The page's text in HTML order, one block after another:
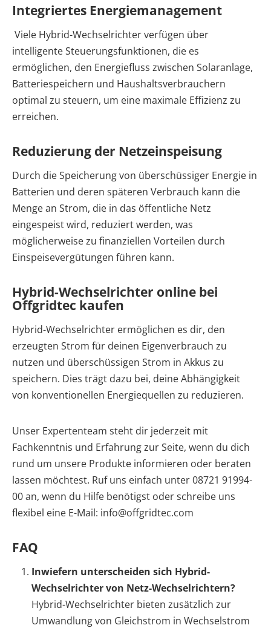
Integriertes Energiemanagement
Viele Hybrid-Wechselrichter verfügen über
intelligente Steuerungsfunktionen, die es
ermöglichen, den Energiefluss zwischen Solaranlage,
Batteriespeichern und Haushaltsverbrauchern
optimal zu steuern, um eine maximale Effizienz zu
erreichen.
Reduzierung der Netzeinspeisung
Durch die Speicherung von überschüssiger Energie in
Batterien und deren späteren Verbrauch kann die
Menge an Strom, die in das öffentliche Netz
eingespeist wird, reduziert werden, was
möglicherweise zu finanziellen Vorteilen durch
Einspeisevergütungen führen kann.
Hybrid-Wechselrichter online bei
Offgridtec kaufen
Hybrid-Wechselrichter ermöglichen es dir, den
erzeugten Strom für deinen Eigenverbrauch zu
nutzen und überschüssigen Strom in Akkus zu
speichern. Dies trägt dazu bei, deine Abhängigkeit
von konventionellen Energiequellen zu reduzieren.
Unser Expertenteam steht dir jederzeit mit
Fachkenntnis und Erfahrung zur Seite, wenn du dich
rund um unsere Produkte informieren oder beraten
lassen möchtest. Ruf uns einfach unter 08721 91994-
00 an, wenn du Hilfe benötigst oder schreibe uns
flexibel eine E-Mail: info@offgridtec.com
FAQ
Inwiefern unterscheiden sich Hybrid-
Wechselrichter von Netz-Wechselrichtern?
Hybrid-Wechselrichter bieten zusätzlich zur
Umwandlung von Gleichstrom in Wechselstrom